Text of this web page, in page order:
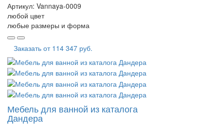
Артикул: Vannaya-0009
любой цвет
любые размеры и форма
Заказать от 114 347 руб.
Мебель для ванной из каталога
Дандера